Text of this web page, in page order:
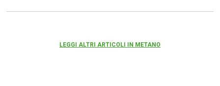
LEGGI ALTRI ARTICOLI IN METANO